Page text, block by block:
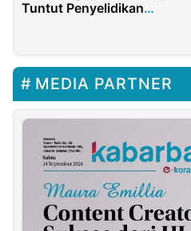
Tuntut Penyelidikan
MEDIA PARTNER